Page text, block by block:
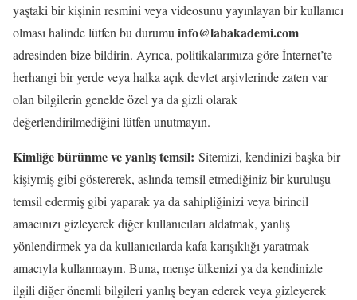
yaştaki bir kişinin resmini veya videosunu yayınlayan bir kullanıcı
olması halinde lütfen bu durumu info@labakademi.com
adresinden bize bildirin. Ayrıca, politikalarımıza göre İnternet’te
herhangi bir yerde veya halka açık devlet arşivlerinde zaten var
olan bilgilerin genelde özel ya da gizli olarak
değerlendirilmediğini lütfen unutmayın.
Kimliğe bürünme ve yanlış temsil: Sitemizi, kendinizi başka bir
kişiymiş gibi göstererek, aslında temsil etmediğiniz bir kuruluşu
temsil edermiş gibi yaparak ya da sahipliğinizi veya birincil
amacınızı gizleyerek diğer kullanıcıları aldatmak, yanlış
yönlendirmek ya da kullanıcılarda kafa karışıklığı yaratmak
amacıyla kullanmayın. Buna, menşe ülkenizi ya da kendinizle
ilgili diğer önemli bilgileri yanlış beyan ederek veya gizleyerek